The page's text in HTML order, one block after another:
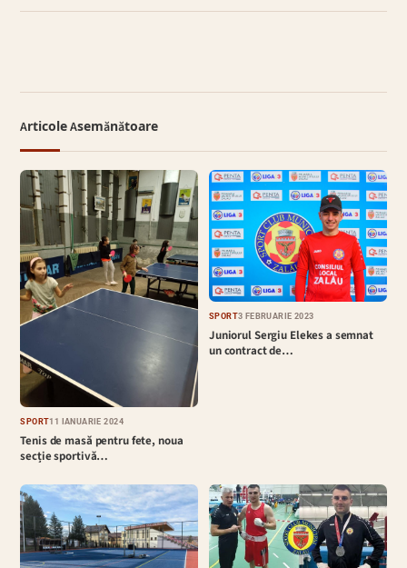
Articole Asemănătoare
SPORT11 IANUARIE 2024
Tenis de masă pentru fete, noua
secție sportivă…
SPORT3 FEBRUARIE 2023
Juniorul Sergiu Elekes a semnat
un contract de…